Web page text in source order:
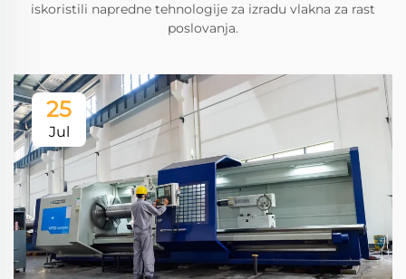
iskoristili napredne tehnologije za izradu vlakna za rast
poslovanja.
25
Jul